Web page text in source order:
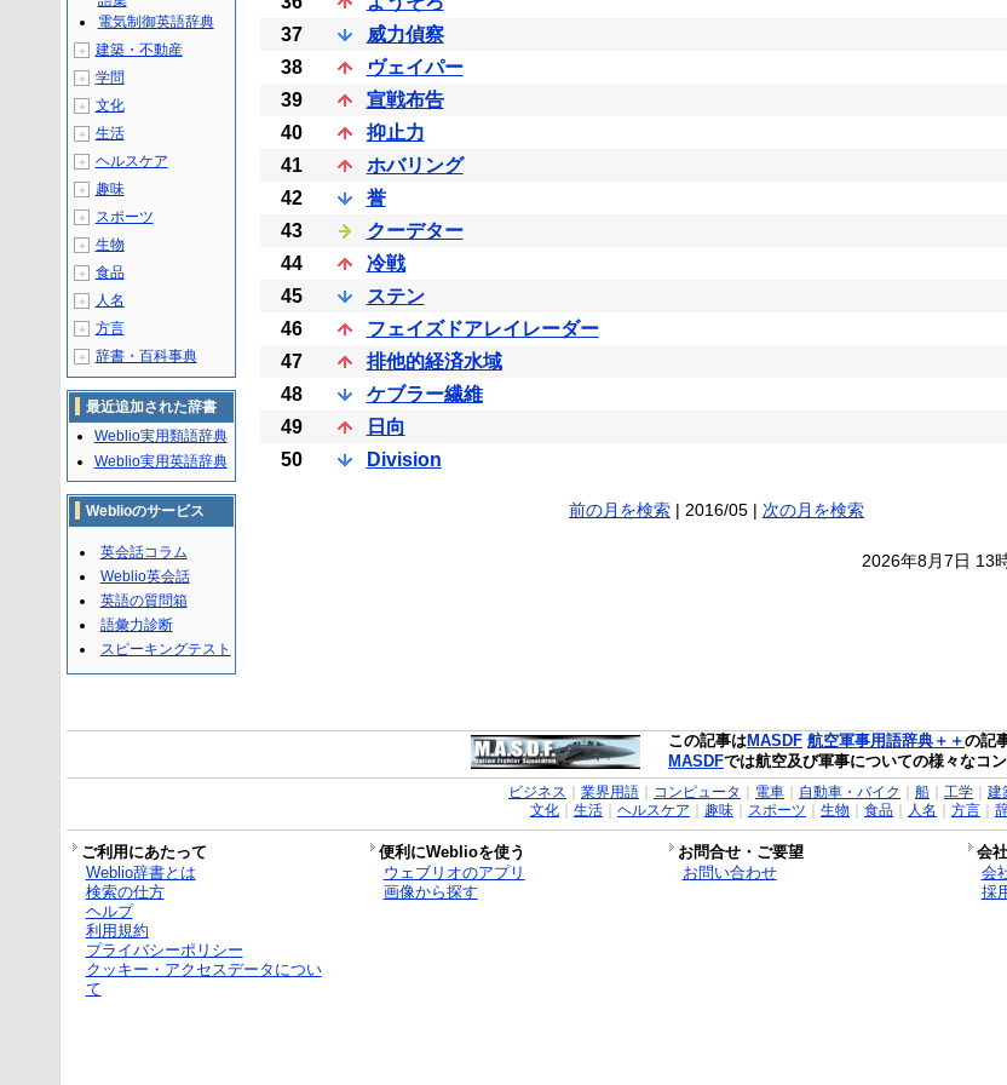
37
威力偵察
38
ヴェイパー
39
宣戦布告
40
抑止力
41
ホバリング
42
誉
43
クーデター
44
冷戦
45
ステン
46
フェイズドアレイレーダー
47
排他的経済水域
48
ケブラー繊維
49
日向
50
Division
前の月を検索| 2016/05 | 次の月を検索
2026年8月7日 13
電気制御英語辞典
＋ 建築・不動産
＋ 学問
＋ 文化
＋ 生活
＋ ヘルスケア
＋ 趣味
＋ スポーツ
＋ 生物
＋ 食品
＋ 人名
＋ 方言
＋ 辞書・百科事典
最近追加された辞書
Weblio実用類語辞典
Weblio実用英語辞典
Weblioのサービス
英会話コラム
Weblio英会話
英語の質問箱
語彙力診断
スピーキングテスト
この記事はMASDF 航空軍事用語辞典＋＋の記
MASDFでは航空及び軍事についての様々なコ
ビジネス 業界用語｜ コンピュータ 電車｜ 自動車・バイク 船｜ 工学｜ 建
文化｜ 生活｜ ヘルスケア 趣味｜ スポーツ 生物 食品｜ 人名 方言｜
ご利用にあたって 便利にWeblioを使う お問合せ・ご要望 会
Weblio辞書とは
検索の仕方
ヘルプ
利用規約
プライバシーポリシー
クッキー・アクセスデータについ
て
ウェブリオのアプリ
画像から探す
お問い合わせ
会
採